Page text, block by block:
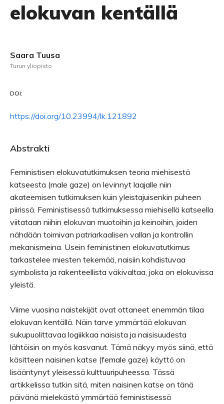
elokuvan kentällä
Saara Tuusa
Turun yliopisto
DOI:
https://doi.org/10.23994/lk.121892
Abstrakti
Feministisen elokuvatutkimuksen teoria miehisestä
katseesta (male gaze) on levinnyt laajalle niin
akateemisen tutkimuksen kuin yleistajuisenkin puheen
piirissä. Feministisessä tutkimuksessa miehisellä katseella
viitataan niihin elokuvan muotoihin ja keinoihin, joiden
nähdään toimivan patriarkaalisen vallan ja kontrollin
mekanismeina. Usein feministinen elokuvatutkimus
tarkastelee miesten tekemää, naisiin kohdistuvaa
symbolista ja rakenteellista väkivaltaa, joka on elokuvissa
yleistä.
Viime vuosina naistekijät ovat ottaneet enemmän tilaa
elokuvan kentällä. Näin tarve ymmärtää elokuvan
sukupuolittavaa logiikkaa naisista ja naisisuudesta
lähtöisin on myös kasvanut. Tämä näkyy myös siinä, että
käsitteen naisinen katse (female gaze) käyttö on
lisääntynyt yleisessä kulttuuripuheessa. Tässä
artikkelissa tutkin sitä, miten naisinen katse on tänä
päivänä mielekästä ymmärtää feministisessä